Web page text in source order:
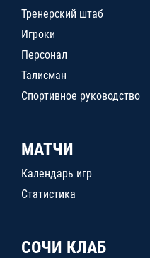
Тренерский штаб
Игроки
Персонал
Талисман
Спортивное руководство
МАТЧИ
Календарь игр
Статистика
СОЧИ КЛАБ